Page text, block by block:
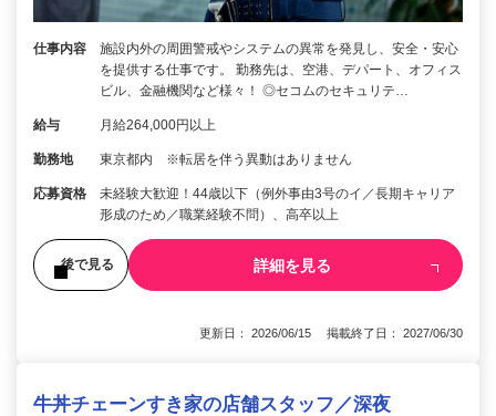
仕事内容
施設内外の周囲警戒やシステムの異常を発見し、安全・安心
を提供する仕事です。 勤務先は、空港、デパート、オフィス
ビル、金融機関など様々！ ◎セコムのセキュリテ…
給与 月給264,000円以上
勤務地 東京都内 ※転居を伴う異動はありません
応募資格
未経験大歓迎！44歳以下（例外事由3号のイ／長期キャリア
形成のため／職業経験不問）、高卒以上
後で見る 詳細を見る
更新日： 2026/06/15 掲載終了日： 2027/06/30
牛丼チェーンすき家の店舗スタッフ／深夜